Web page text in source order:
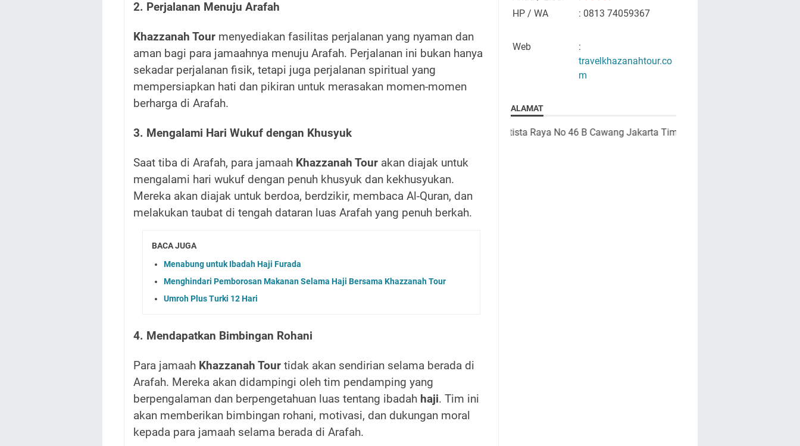
2. Perjalanan Menuju Arafah
Khazzanah Tour menyediakan fasilitas perjalanan yang nyaman dan
aman bagi para jamaahnya menuju Arafah. Perjalanan ini bukan hanya
sekadar perjalanan fisik, tetapi juga perjalanan spiritual yang
mempersiapkan hati dan pikiran untuk merasakan momen-momen
berharga di Arafah.
3. Mengalami Hari Wukuf dengan Khusyuk
Saat tiba di Arafah, para jamaah Khazzanah Tour akan diajak untuk
mengalami hari wukuf dengan penuh khusyuk dan kekhusyukan.
Mereka akan diajak untuk berdoa, berdzikir, membaca Al-Quran, dan
melakukan taubat di tengah dataran luas Arafah yang penuh berkah.
BACA JUGA
Menabung untuk Ibadah Haji Furada
Menghindari Pemborosan Makanan Selama Haji Bersama Khazzanah Tour
Umroh Plus Turki 12 Hari
4. Mendapatkan Bimbingan Rohani
Para jamaah Khazzanah Tour tidak akan sendirian selama berada di
Arafah. Mereka akan didampingi oleh tim pendamping yang
berpengalaman dan berpengetahuan luas tentang ibadah haji. Tim ini
akan memberikan bimbingan rohani, motivasi, dan dukungan moral
kepada para jamaah selama berada di Arafah.
HP / WA
: 0813 74059367
Web
:
travelkhazanahtour.co
m
ALAMAT
Jalan Otista Raya No 46 B Cawang Jakarta Timur